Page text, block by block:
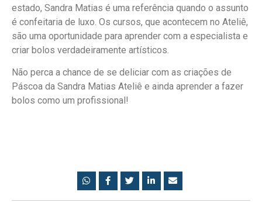
estado, Sandra Matias é uma referência quando o assunto
é confeitaria de luxo. Os cursos, que acontecem no Ateliê,
são uma oportunidade para aprender com a especialista e
criar bolos verdadeiramente artísticos.
Não perca a chance de se deliciar com as criações de
Páscoa da Sandra Matias Ateliê e ainda aprender a fazer
bolos como um profissional!